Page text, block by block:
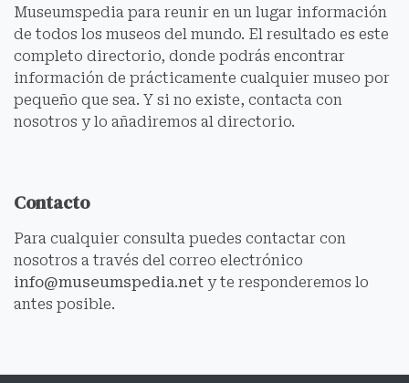
Museumspedia para reunir en un lugar información
de todos los museos del mundo. El resultado es este
completo directorio, donde podrás encontrar
información de prácticamente cualquier museo por
pequeño que sea. Y si no existe, contacta con
nosotros y lo añadiremos al directorio.
Contacto
Para cualquier consulta puedes contactar con
nosotros a través del correo electrónico
info@museumspedia.net y te responderemos lo
antes posible.